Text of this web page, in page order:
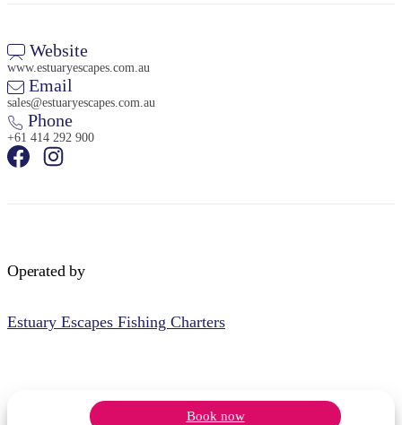
Website
www.estuaryescapes.com.au
Email
sales@estuaryescapes.com.au
Phone
+61 414 292 900
Operated by
Estuary Escapes Fishing Charters
Book now